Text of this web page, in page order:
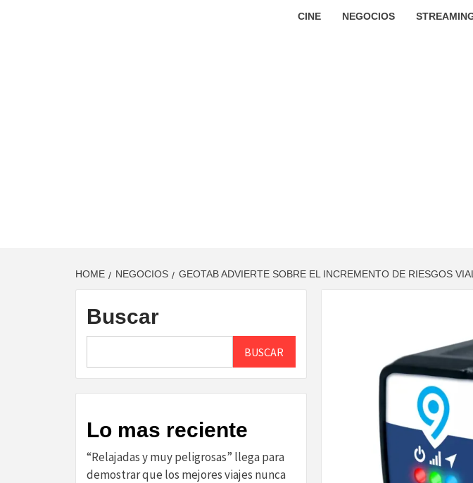
CINE NEGOCIOS
HOME NEGOCIOS GEOTAB ADVIERTE SOBRE EL INCREMENTO DE RIESGOS
Buscar
BUSCAR
Lo mas reciente
“Relajadas y muy peligrosas” llega para
demostrar que los mejores viajes nunca